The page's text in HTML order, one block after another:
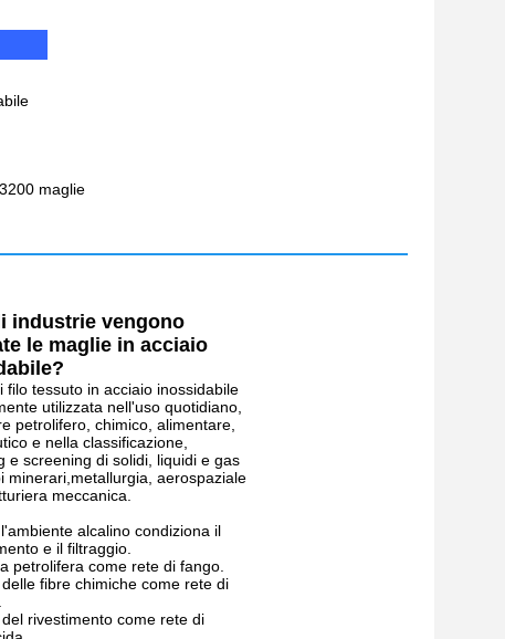
maglie
industrie vengono
le maglie in acciaio
filo tessuto in acciaio inossidabile
utilizzata nell'uso quotidiano,
petrolifero, chimico, alimentare,
e nella classificazione,
e screening di solidi, liquidi e gas
minerari,metallurgia, aerospaziale
meccanica.
alcalino condiziona il
e il filtraggio.
petrolifera come rete di fango.
fibre chimiche come rete di
rivestimento come rete di